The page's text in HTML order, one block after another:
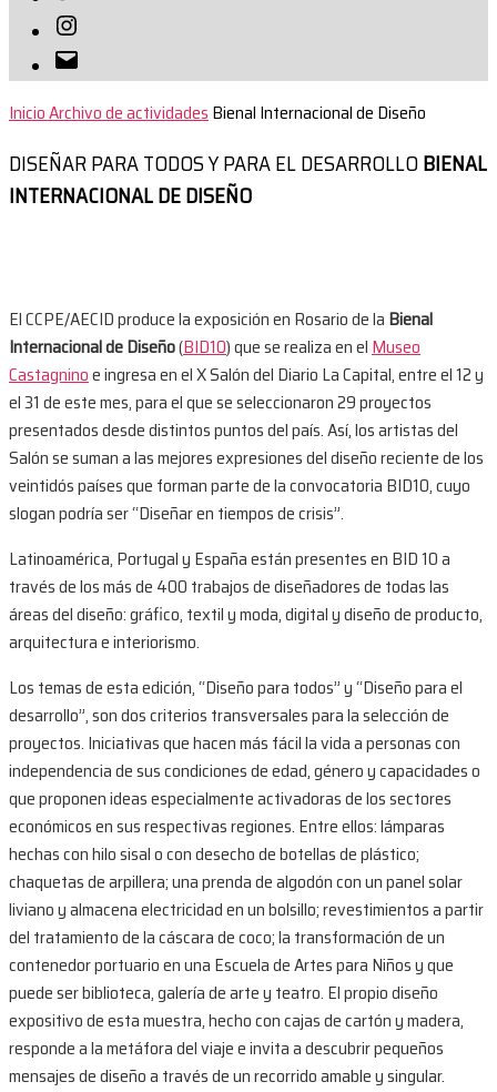
Instagram
Correo
electrónico
InicioArchivo de actividadesBienal Internacional de Diseño
DISEÑAR PARA TODOS Y PARA EL DESARROLLOBIENAL
INTERNACIONAL DE DISEÑO
El CCPE/AECID produce la exposición en Rosario de la Bienal
Internacional de Diseño(BID10) que se realiza en elMuseo
Castagninoe ingresa en el X Salón del Diario La Capital, entre el 12 y
el 31 de este mes, para el que se seleccionaron 29 proyectos
presentados desde distintos puntos del país. Así, los artistas del
Salón se suman a las mejores expresiones del diseño reciente de los
veintidós países que forman parte de la convocatoria BID10, cuyo
slogan podría ser “Diseñar en tiempos de crisis”.
Latinoamérica, Portugal y España están presentes en BID 10 a
través de los más de 400 trabajos de diseñadores de todas las
áreas del diseño: gráfico, textil y moda, digital y diseño de producto,
arquitectura e interiorismo.
Los temas de esta edición, “Diseño para todos” y “Diseño para el
desarrollo”, son dos criterios transversales para la selección de
proyectos. Iniciativas que hacen más fácil la vida a personas con
independencia de sus condiciones de edad, género y capacidades o
que proponen ideas especialmente activadoras de los sectores
económicos en sus respectivas regiones. Entre ellos: lámparas
hechas con hilo sisal o con desecho de botellas de plástico;
chaquetas de arpillera; una prenda de algodón con un panel solar
liviano y almacena electricidad en un bolsillo; revestimientos a partir
del tratamiento de la cáscara de coco; la transformación de un
contenedor portuario en una Escuela de Artes para Niños y que
puede ser biblioteca, galería de arte y teatro. El propio diseño
expositivo de esta muestra, hecho con cajas de cartón y madera,
responde a la metáfora del viaje e invita a descubrir pequeños
mensajes de diseño a través de un recorrido amable y singular.